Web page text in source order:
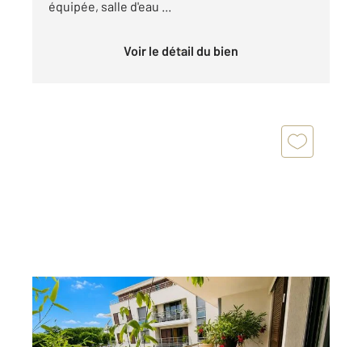
équipée, salle d'eau ...
Voir le détail du bien
L ISLE ADAM 95
45 m , 2 pièces
Ref : 678634